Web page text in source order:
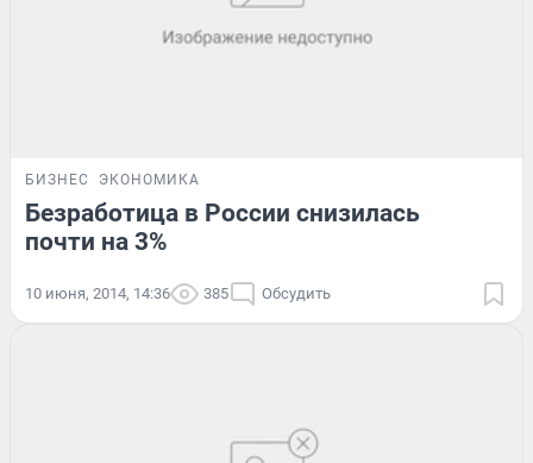
БИЗНЕС ЭКОНОМИКА
Безработица в России снизилась
почти на 3%
10 июня, 2014, 14:36 385 Обсудить